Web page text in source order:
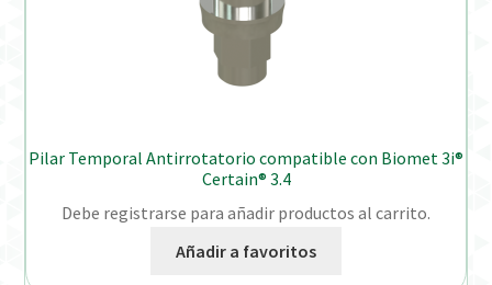
Pilar Temporal Antirrotatorio compatible con Biomet 3i®
Certain® 3.4
Debe registrarse para añadir productos al carrito.
Añadir a favoritos